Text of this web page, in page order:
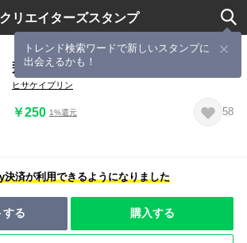
クリエイターズスタンプ
トレンド検索ワードで新しいスタンプに
出会えるかも！
飛び出す！春から初夏のゴルフ
ヒサケイプリン
￥250 1%還元 58
決済が利用できるようになりました
する 購入する